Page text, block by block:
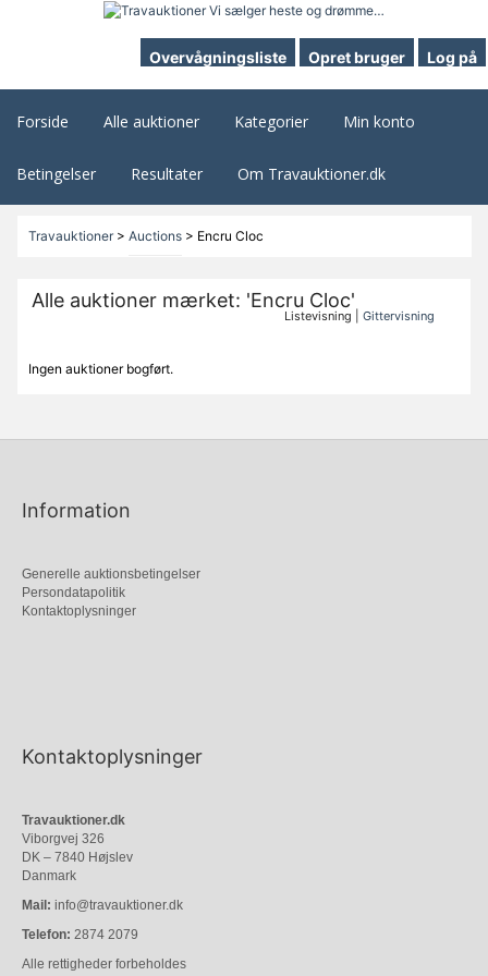
Overvågningsliste Opret bruger Log på
Forside Alle auktioner Kategorier Min konto
Betingelser Resultater Om Travauktioner.dk
Travauktioner> Auctions> Encru Cloc
Alle auktioner mærket: 'Encru Cloc'
Listevisning |Gittervisning
Ingen auktioner bogført.
Information
Generelle auktionsbetingelser
Persondatapolitik
Kontaktoplysninger
Kontaktoplysninger
Travauktioner.dk
Viborgvej 326
DK – 7840 Højslev
Danmark
Mail: info@travauktioner.dk
Telefon: 2874 2079
Alle rettigheder forbeholdes